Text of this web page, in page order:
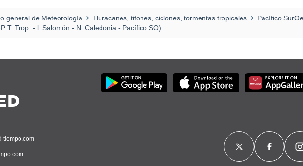
general de Meteorología Huracanes, tifones, ciclones, tormentas tropicales
Pacífico
T. Trop. - l. Salomón - N. Caledonia - Pacífico SO)
tiempo.com